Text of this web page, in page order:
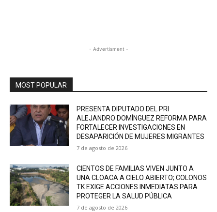
- Advertisment -
MOST POPULAR
PRESENTA DIPUTADO DEL PRI
ALEJANDRO DOMÍNGUEZ REFORMA PARA
FORTALECER INVESTIGACIONES EN
DESAPARICIÓN DE MUJERES MIGRANTES
7 de agosto de 2026
CIENTOS DE FAMILIAS VIVEN JUNTO A
UNA CLOACA A CIELO ABIERTO; COLONOS
TK EXIGE ACCIONES INMEDIATAS PARA
PROTEGER LA SALUD PÚBLICA
7 de agosto de 2026